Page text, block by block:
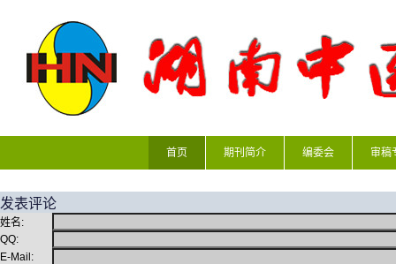
首页 期刊简介 编委会 审稿
发表评论
姓名:
QQ:
E-Mail: